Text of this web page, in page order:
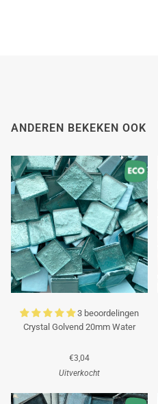
ANDEREN BEKEKEN OOK
3 beoordelingen
Crystal Golvend 20mm Water
€3,04
Uitverkocht